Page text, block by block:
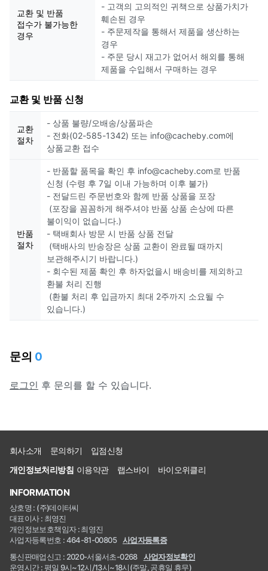
교환 및 반품
접수가 불가능한
경우
- 고객의 고의적인 귀책으로 상품가치가
훼손된 경우
- 주문제작을 통해서 제품을 생산하는
경우
- 주문 당시 재고가 없어서 해외를 통해
제품을 수입해서 구매하는 경우
교환 및 반품 신청
교환
절차
- 상품 불량/오배송/상품파손
- 전화(02-585-1342) 또는 info@cacheby.com에
상품교환 접수
반품
절차
- 반품할 품목을 확인 후 info@cacheby.com로 반품
신청 (수령 후 7일 이내 가능하며 이후 불가)
- 전달드린 주문번호와 함께 반품 상품을 포장
(포장을 꼼꼼하게 해주셔야 반품 상품 손상에 따른
불이익이 없습니다.)
- 택배회사 방문 시 반품 상품 전달
(택배사의 반송장은 상품 교환이 완료될 때까지
보관해주시기 바랍니다.)
- 회수된 제품 확인 후 하자없을시 배송비를 제외하고
환불 처리 진행
(환불 처리 후 입금까지 최대 2주까지 소요될 수
있습니다.)
문의 0
로그인 후 문의를 할 수 있습니다.
회사소개 문의하기
입점신청
개인정보처리방침 이용약관 랩스바이 바이오위클리
INFORMATION
상호명 : (주)데이터씨
대표이사 : 최영진
개인정보보호책임자 : 최영진
사업자등록번호 : 464-81-00805
사업자등록증
통신판매업신고 : 2020-서울서초-0268
사업자정보확인
운영시간 : 평일 9시~12시/13시~18시(주말, 공휴일 휴무)